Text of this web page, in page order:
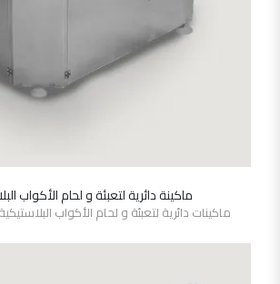
SHOW DETAILS
ماكينة دائرية لتعبئة و لحام الأكواب
ماكينات دائرية لتعبئة و لحام الأكواب